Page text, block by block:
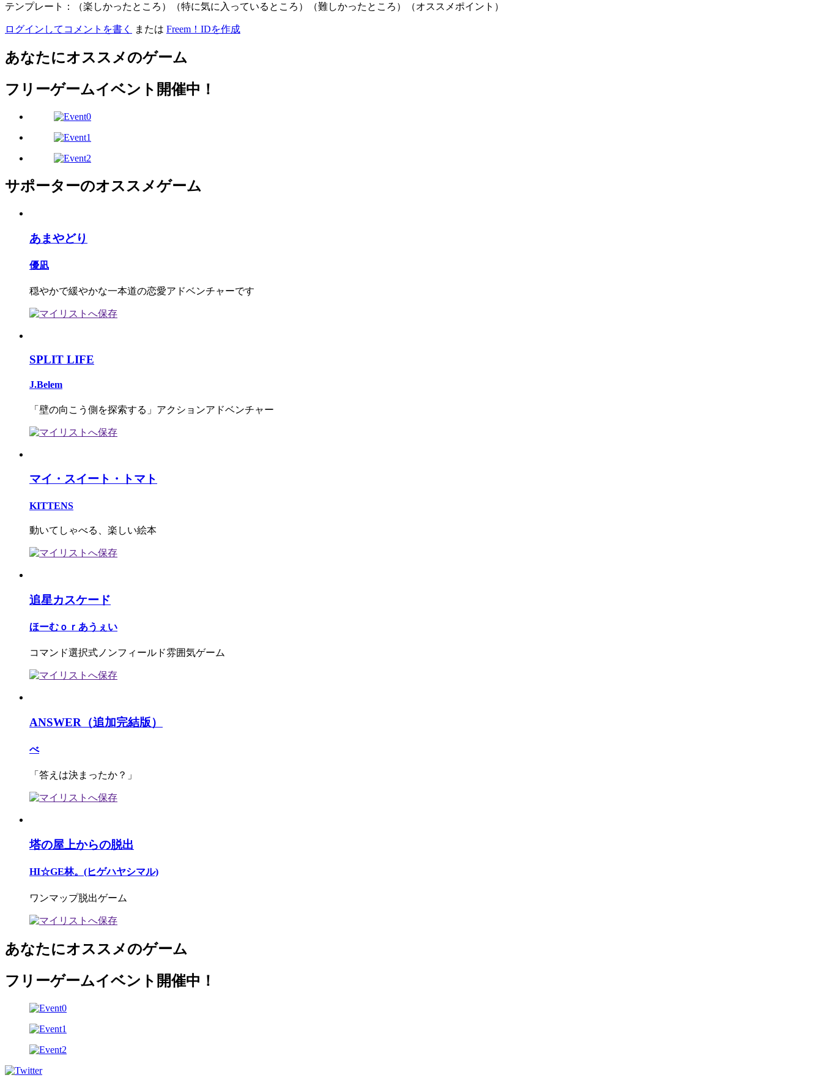
テンプレート：（楽しかったところ）（特に気に入っているところ）（難しかったところ）（オススメポイント）
ログインしてコメントを書く または Freem！IDを作成
あなたにオススメのゲーム
フリーゲームイベント開催中！
サポーターのオススメゲーム
あまやどり
優凪
穏やかで緩やかな一本道の恋愛アドベンチャーです
SPLIT LIFE
J.Belem
「壁の向こう側を探索する」アクションアドベンチャー
マイ・スイート・トマト
KITTENS
動いてしゃべる、楽しい絵本
追星カスケード
ほーむｏｒあうぇい
コマンド選択式ノンフィールド雰囲気ゲーム
ANSWER（追加完結版）
べ
「答えは決まったか？」
塔の屋上からの脱出
HI☆GE林。(ヒゲハヤシマル)
ワンマップ脱出ゲーム
あなたにオススメのゲーム
フリーゲームイベント開催中！